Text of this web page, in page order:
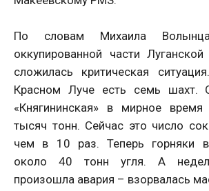
По словам Михаила
оккупированной части
сложилась критическая
Красном Луче есть семь
«Княгининская» в мирное
тысяч тонн. Сейчас это число
чем в 10 раз. Теперь горняки
около 40 тонн угля. А
произошла авария – взорвалась